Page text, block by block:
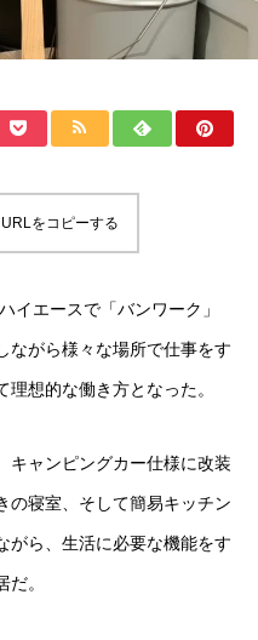
をコピーする
イエースで「バンワーク」
ながら様々な場所で仕事をす
想的な働き方となった。
キャンピングカー仕様に改装
の寝室、そして簡易キッチン
がら、生活に必要な機能をす
。